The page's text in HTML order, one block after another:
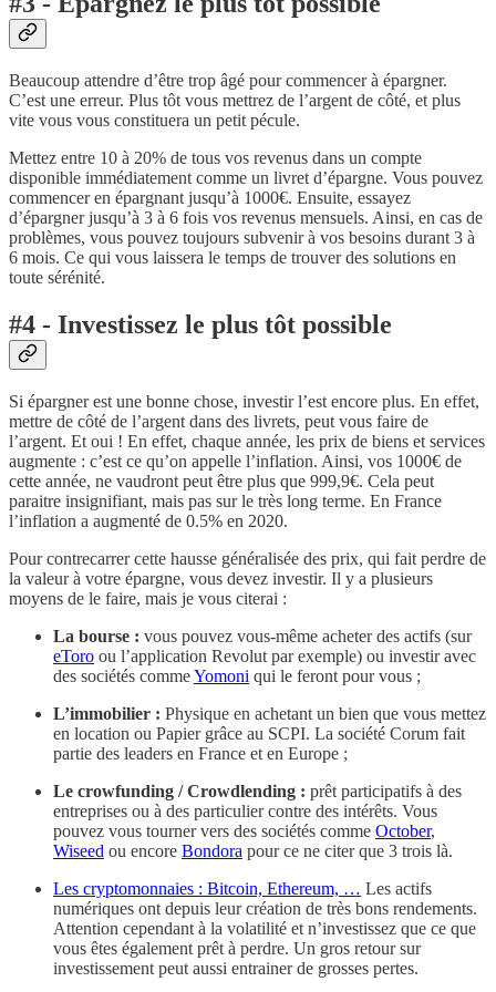
Beaucoup attendre d’être trop âgé pour commencer à épargner.
C’est une erreur. Plus tôt vous mettrez de l’argent de côté, et plus
vite vous vous constituera un petit pécule.
Mettez entre 10 à 20% de tous vos revenus dans un compte
disponible immédiatement comme un livret d’épargne. Vous pouvez
commencer en épargnant jusqu’à 1000€. Ensuite, essayez
d’épargner jusqu’à 3 à 6 fois vos revenus mensuels. Ainsi, en cas de
problèmes, vous pouvez toujours subvenir à vos besoins durant 3 à
6 mois. Ce qui vous laissera le temps de trouver des solutions en
toute sérénité.
#4 - Investissez le plus tôt possible
Si épargner est une bonne chose, investir l’est encore plus. En effet,
mettre de côté de l’argent dans des livrets, peut vous faire de
l’argent. Et oui ! En effet, chaque année, les prix de biens et services
augmente : c’est ce qu’on appelle l’inflation. Ainsi, vos 1000€ de
cette année, ne vaudront peut être plus que 999,9€. Cela peut
paraitre insignifiant, mais pas sur le très long terme. En France
l’inflation a augmenté de 0.5% en 2020.
Pour contrecarrer cette hausse généralisée des prix, qui fait perdre de
la valeur à votre épargne, vous devez investir. Il y a plusieurs
moyens de le faire, mais je vous citerai :
La bourse : vous pouvez vous-même acheter des actifs (sur
eToro ou l’application Revolut par exemple) ou investir avec
des sociétés commeYomoni qui le feront pour vous ;
L’immobilier : Physique en achetant un bien que vous mettez
en location ou Papier grâce au SCPI. La société Corum fait
partie des leaders en France et en Europe ;
Le crowfunding / Crowdlending : prêt participatifs à des
entreprises ou à des particulier contre des intérêts. Vous
pouvez vous tourner vers des sociétés comme October,
Wiseed ou encore Bondora pour ce ne citer que 3 trois là.
Les cryptomonnaies : Bitcoin, Ethereum, … Les actifs
numériques ont depuis leur création de très bons rendements.
Attention cependant à la volatilité et n’investissez que ce que
vous êtes également prêt à perdre. Un gros retour sur
investissement peut aussi entrainer de grosses pertes.